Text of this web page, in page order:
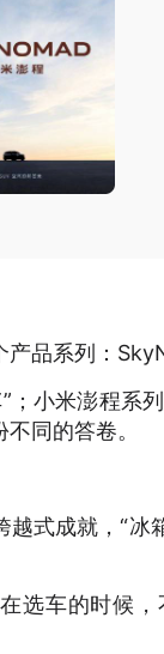
产品系列：
；小米澎程系
同的答卷。
式成就，“冰
选车的时候